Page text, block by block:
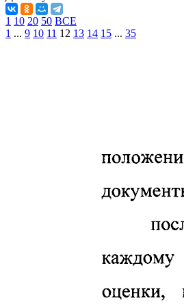
1 10 20 50 ВСЕ
1 ... 9 10 11 12 13 14 15 ... 35